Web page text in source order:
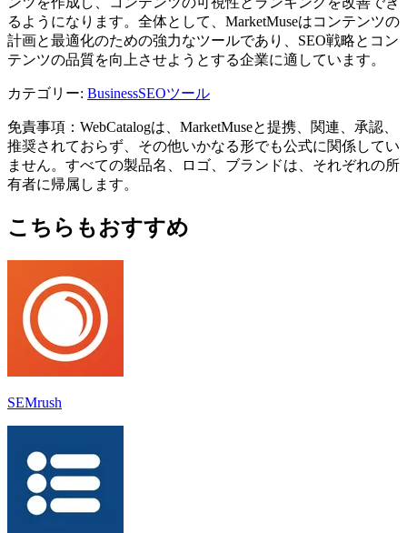
るようになります。全体として、MarketMuseはコンテンツの
計画と最適化のための強力なツールであり、SEO戦略とコン
テンツの品質を向上させようとする企業に適しています。
カテゴリー: BusinessSEOツール
免責事項：WebCatalogは、MarketMuseと提携、関連、承認、
推奨されておらず、その他いかなる形でも公式に関係してい
ません。すべての製品名、ロゴ、ブランドは、それぞれの所
有者に帰属します。
こちらもおすすめ
SEMrush